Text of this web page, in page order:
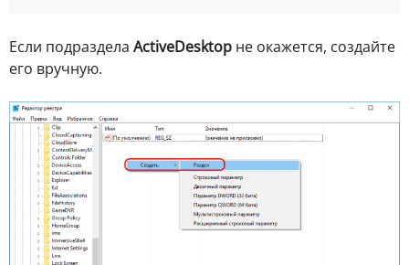
Если подраздела ActiveDesktop не окажется, создайте
его вручную.